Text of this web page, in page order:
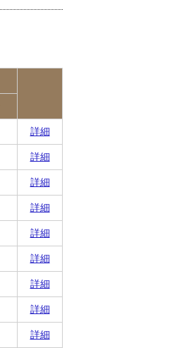
詳細
詳細
詳細
詳細
詳細
詳細
詳細
詳細
詳細